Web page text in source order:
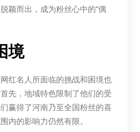
颖而出，成为粉丝心中的“偶
境
红名人所面临的挑战和困境也
先，地域特色限制了他们的受
赢得了河南乃至全国粉丝的喜
内的影响力仍然有限。